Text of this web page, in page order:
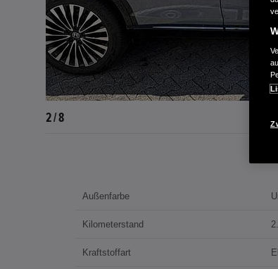
2 / 8
Außenfarbe
Kilometerstand
Kraftstoffart